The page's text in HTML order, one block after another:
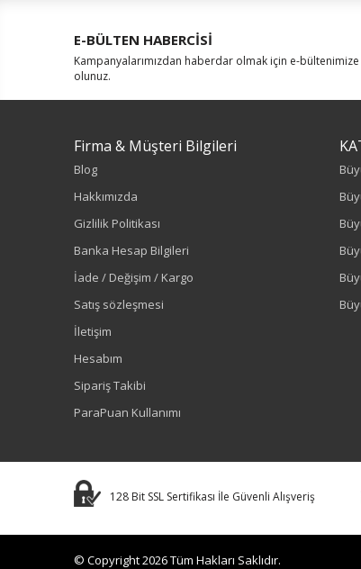
E-BÜLTEN HABERCİSİ
Kampanyalarımızdan haberdar olmak için e-bültenimize
olunuz.
Firma & Müşteri Bilgileri
Blog
Hakkımızda
Gizlilik Politikası
Banka Hesap Bilgileri
İade / Değişim / Kargo
Satış sözleşmesi
İletişim
Hesabım
Sipariş Takibi
ParaPuan Kullanımı
128 Bit SSL Sertifikası İle Güvenli Alışveriş
© Copyright 2026 Tüm Hakları Saklıdır.